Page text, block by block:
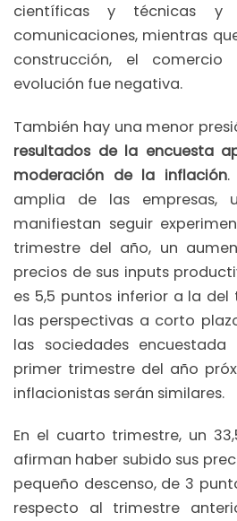
científicas y técnicas y
comunicaciones, mientras
construcción, el
evolución fue negativa.
También hay una menor
resultados de la encuesta
moderación de la inflación.
amplia de las empresas,
manifiestan seguir
trimestre del año, un
precios de sus inputs
es 5,5 puntos inferior a la del
las perspectivas a corto
las sociedades
primer trimestre del año
inflacionistas serán similares.
En el cuarto trimestre, un
afirman haber subido sus
pequeño descenso, de 3
respecto al trimestre